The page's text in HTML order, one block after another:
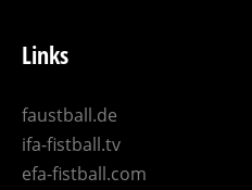
Links
faustball.de
ifa-fistball.tv
efa-fistball.com